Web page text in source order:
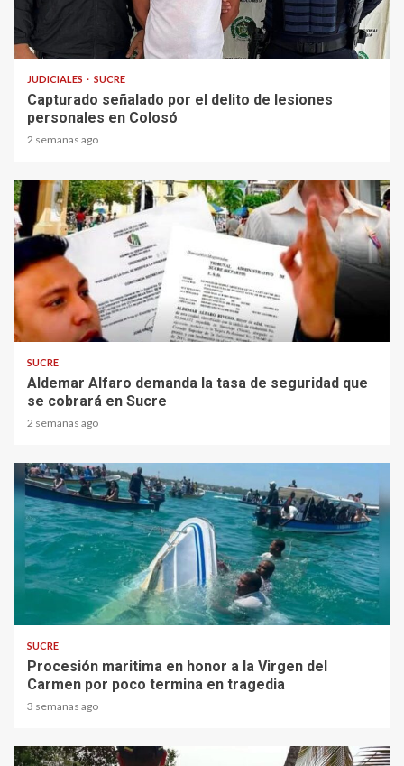
1 min read
JUDICIALES SUCRE
Capturado señalado por el delito de lesiones
personales en Colosó
2 semanas ago
2 min read
SUCRE
Aldemar Alfaro demanda la tasa de seguridad que
se cobrará en Sucre
2 semanas ago
SUCRE
Procesión maritima en honor a la Virgen del
Carmen por poco termina en tragedia
3 semanas ago